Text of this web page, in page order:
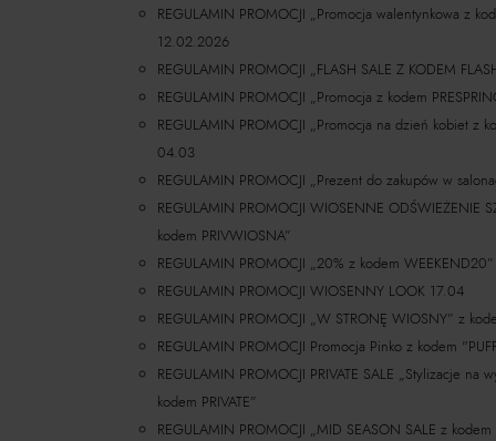
REGULAMIN PROMOCJI „Promocja walentynkowa z
12.02.2026
REGULAMIN PROMOCJI „FLASH SALE Z KODEM
REGULAMIN PROMOCJI „Promocja z kodem
REGULAMIN PROMOCJI „Promocja na dzień kobiet z
04.03
REGULAMIN PROMOCJI „Prezent do zakupów w
REGULAMIN PROMOCJI WIOSENNE ODŚWIEŻENIE
kodem PRIVWIOSNA”
REGULAMIN PROMOCJI „20% z kodem WEEKEND20”
REGULAMIN PROMOCJI WIOSENNY LOOK 17.04
REGULAMIN PROMOCJI „W STRONĘ WIOSNY” z
REGULAMIN PROMOCJI Promocja Pinko z kodem
REGULAMIN PROMOCJI PRIVATE SALE „Stylizacje na
kodem PRIVATE”
REGULAMIN PROMOCJI „MID SEASON SALE z kodem